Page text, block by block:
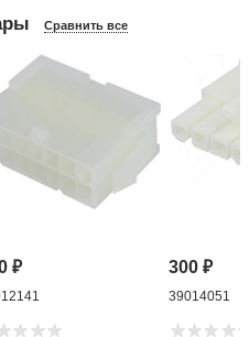
Сравнить все
₽ 300₽
39014051